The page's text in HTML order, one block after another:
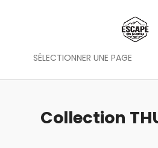
SÉLECTIONNER UNE PAGE
Collection